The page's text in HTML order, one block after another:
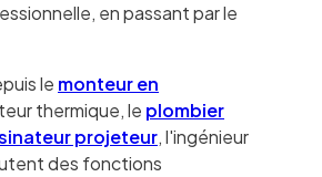
en passant par le
le monteur en
thermique, le plombier
projeteur, l'ingénieur
des fonctions